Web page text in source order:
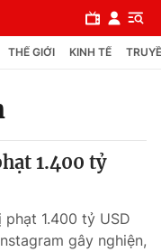
THẾ GIỚI KINH TẾ
1.400 tỷ
1.400 tỷ USD
gây nghiện,